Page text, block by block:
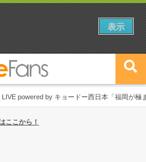
powered by キョードー西日本「福岡が極
上半期編発表！
ここから！
表示